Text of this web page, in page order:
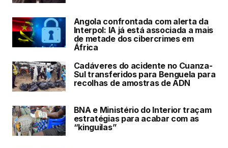
Angola confrontada com alerta da
Interpol: IA já está associada a mais
de metade dos cibercrimes em
África
Cadáveres do acidente no Cuanza-
Sul transferidos para Benguela para
recolhas de amostras de ADN
BNA e Ministério do Interior traçam
estratégias para acabar com as
“kinguilas”